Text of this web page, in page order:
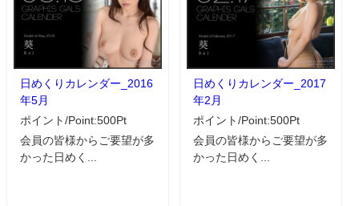
日めくりカレンダー_2016
年5月
ポイント/Point:500Pt
会員の皆様からご要望が多
かった日めく...
日めくりカレンダー_2017
年2月
ポイント/Point:500Pt
会員の皆様からご要望が多
かった日めく...